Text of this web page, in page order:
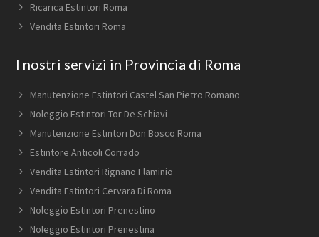
Ricarica Estintori Roma
Vendita Estintori Roma
I nostri servizi in Provincia di Roma
Manutenzione Estintori Castel San Pietro Romano
Noleggio Estintori Tor De Schiavi
Manutenzione Estintori Don Bosco Roma
Estintore Anticoli Corrado
Vendita Estintori Rignano Flaminio
Vendita Estintori Cervara Di Roma
Noleggio Estintori Prenestino
Noleggio Estintori Prenestina